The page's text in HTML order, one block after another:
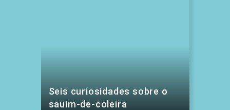
Seis curiosidades sobre o
sauim-de-coleira